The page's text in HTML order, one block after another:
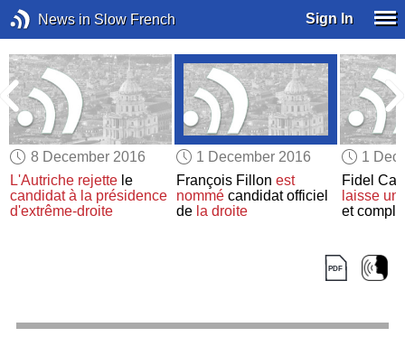
News in Slow French Sign In
8 December 2016
L'Autriche rejette le
candidat à la présidence
d'extrême-droite
1 December 2016
François Fillon est
nommécandidat officiel
de la droite
1
Fidel
laisse un
et